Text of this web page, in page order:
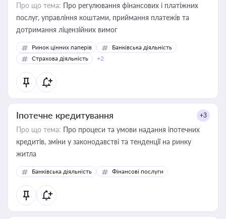
Про що тема: Про регулювання фінансових і платіжних
послуг, управління коштами, приймання платежів та
дотримання ліцензійних вимог
Ринок цінних паперів
Банківська діяльність
Страхова діяльність
+2
Іпотечне кредитування +3
Про що тема: Про процеси та умови надання іпотечних
кредитів, зміни у законодавстві та тенденції на ринку
житла
Банківська діяльність Фінансові послуги